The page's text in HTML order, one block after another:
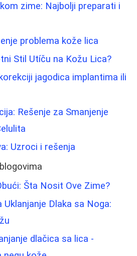
zime: Najbolji preparati i
problema kože lica
Stil Utíču na Kožu Lica?
jagodica implantima ili
Rešenje za Smanjenje
Uzroci i rešenja
Šta Nosit Ove Zime?
Dlaka sa Noga:
dlačica sa lica -